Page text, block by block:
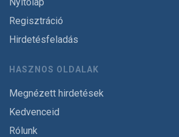
Regisztráció
Hirdetésfeladás
HASZNOS OLDALAK
Megnézett hirdetések
Kedvenceid
Rólunk